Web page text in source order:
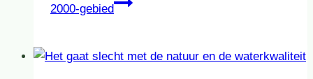
2000-gebied